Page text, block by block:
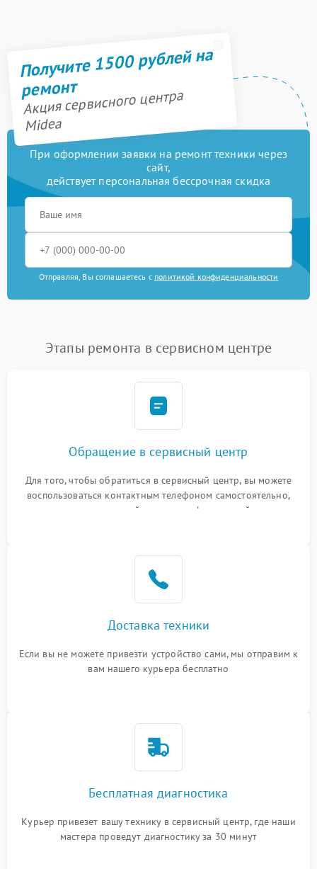
Получите 1500 рублей на
ремонт
Акция сервисного центра
Midea
При оформлении заявки на ремонт техники через
сайт,
действует персональная бессрочная скидка
Отправляя, Вы соглашаетесь с политикой конфиденциальности
Этапы ремонта в сервисном центре
Обращение в сервисный центр
Для того, чтобы обратиться в сервисный центр, вы можете
воспользоваться контактным телефоном самостоятельно,
или оставить свой номер телефона на сайте
Доставка техники
Если вы не можете привезти устройство сами, мы отправим к
вам нашего курьера бесплатно
Бесплатная диагностика
Курьер привезет вашу технику в сервисный центр, где наши
мастера проведут диагностику за 30 минут